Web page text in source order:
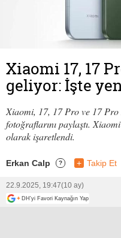
Xiaomi 17, 17
geliyor: İşte
Xiaomi, 17, 17 Pro ve 17 Pro
fotoğraflarını paylaştı.
olarak işaretlendi.
Erkan Calp ? + Takip Et
22.9.2025, 19:47(10 ay)
+ DH'yi Favori Kaynağın Yap